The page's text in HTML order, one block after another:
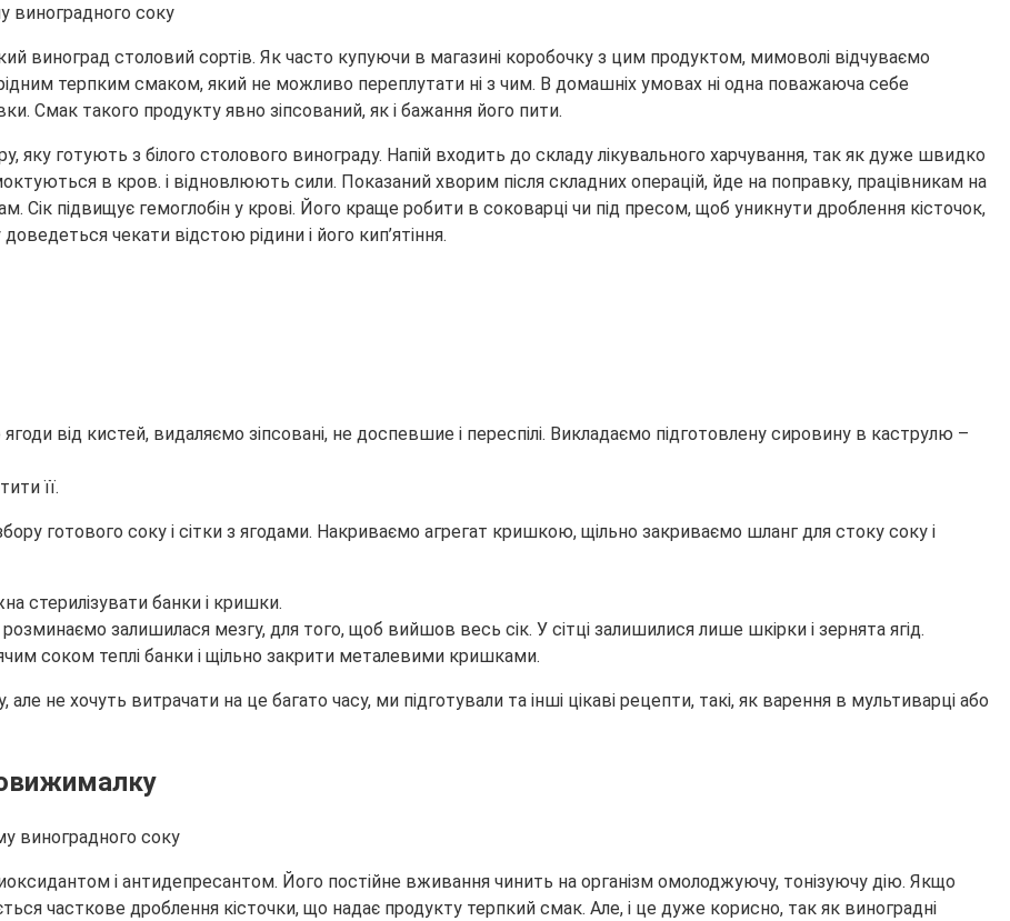
виноград столовий сортів. Як часто купуючи в магазині коробочку з цим продуктом, мимоволі відчуваємо
терпким смаком, який не можливо переплутати ні з чим. В домашніх умовах ні одна поважаюча себе
Смак такого продукту явно зіпсований, як і бажання його пити.
яку готують з білого столового винограду. Напій входить до складу лікувального харчування, так як дуже швидко
в кров. і відновлюють сили. Показаний хворим після складних операцій, йде на поправку, працівникам на
Сік підвищує гемоглобін у крові. Його краще робити в соковарці чи під пресом, щоб уникнути дроблення кісточок,
чекати відстою рідини і його кип’ятіння.
від кистей, видаляємо зіпсовані, не доспевшие і переспілі. Викладаємо підготовлену сировину в каструлю –
її.
готового соку і сітки з ягодами. Накриваємо агрегат кришкою, щільно закриваємо шланг для стоку соку і
стерилізувати банки і кришки.
залишилася мезгу, для того, щоб вийшов весь сік. У сітці залишилися лише шкірки і зернята ягід.
соком теплі банки і щільно закрити металевими кришками.
не хочуть витрачати на це багато часу, ми підготували та інші цікаві рецепти, такі, як варення в мультиварці або
і антидепресантом. Його постійне вживання чинить на організм омолоджуючу, тонізуючу дію. Якщо
часткове дроблення кісточки, що надає продукту терпкий смак. Але, і це дуже корисно, так як виноградні